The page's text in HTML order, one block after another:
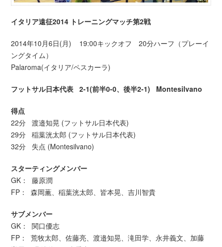
イタリア遠征2014 トレーニングマッチ第2戦
2014年10月6日(月) 19:00キックオフ 20分ハーフ（プレーイ
ングタイム）
Palaroma(イタリア/ペスカーラ)
フットサル日本代表 2-1(前半0-0、後半2-1) Montesilvano
得点
22分 渡邉知晃 (フットサル日本代表)
29分 稲葉洸太郎 (フットサル日本代表)
32分 失点 (Montesilvano)
スターティングメンバー
GK： 藤原潤
FP： 森岡薫、稲葉洸太郎、皆本晃、吉川智貴
サブメンバー
GK： 関口優志
FP： 荒牧太郎、佐藤亮、渡邉知晃、滝田学、永井義文、加藤